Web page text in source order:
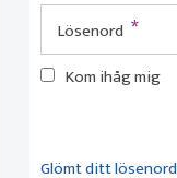
Lösenord *
Kom ihåg mig
Glömt ditt